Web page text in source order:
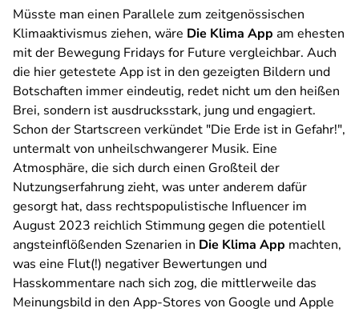
Müsste man einen Parallele zum zeitgenössischen
Klimaaktivismus ziehen, wäre Die Klima App am ehesten
mit der Bewegung Fridays for Future vergleichbar. Auch
die hier getestete App ist in den gezeigten Bildern und
Botschaften immer eindeutig, redet nicht um den heißen
Brei, sondern ist ausdrucksstark, jung und engagiert.
Schon der Startscreen verkündet "Die Erde ist in Gefahr!",
untermalt von unheilschwangerer Musik. Eine
Atmosphäre, die sich durch einen Großteil der
Nutzungserfahrung zieht, was unter anderem dafür
gesorgt hat, dass rechtspopulistische Influencer im
August 2023 reichlich Stimmung gegen die potentiell
angsteinflößenden Szenarien in Die Klima App machten,
was eine Flut(!) negativer Bewertungen und
Hasskommentare nach sich zog, die mittlerweile das
Meinungsbild in den App-Stores von Google und Apple